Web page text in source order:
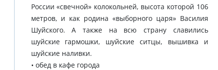
России «свечной» колокольней, высота которой 106
метров, и как родина «выборного царя» Василия
Шуйского. А также на всю страну славились
шуйские гармошки, шуйские ситцы, вышивка и
шуйские наливки.
• обед в кафе города